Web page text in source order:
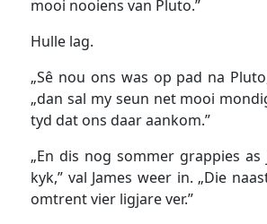
mooi nooiens van Pluto.”
Hulle lag.
„Sê nou ons was op pad na
„dan sal my seun net mooi
tyd dat ons daar aankom.”
„En dis nog sommer grappies
kyk,” val James weer in. „Die
omtrent vier ligjare ver.”